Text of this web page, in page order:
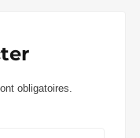
obligatoires.